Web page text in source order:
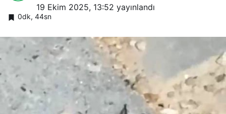
19 Ekim 2025, 13:52 yayınlandı
0dk, 44sn